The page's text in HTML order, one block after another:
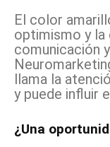
El color
optimismo y la
comunicación
llama la
y puede influir
¿Una